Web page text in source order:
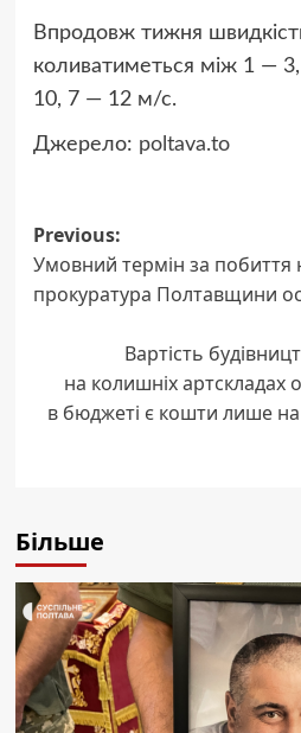
Впродовж тижня
коливатиметься між 1 —
10, 7 — 12 м/с.
Джерело: poltava.to
Post
navigation
Previous:
Умовний термін за побиття
прокуратура Полтавщини
Вартість
на колишніх артскладах
в бюджеті є кошти лише
Більше